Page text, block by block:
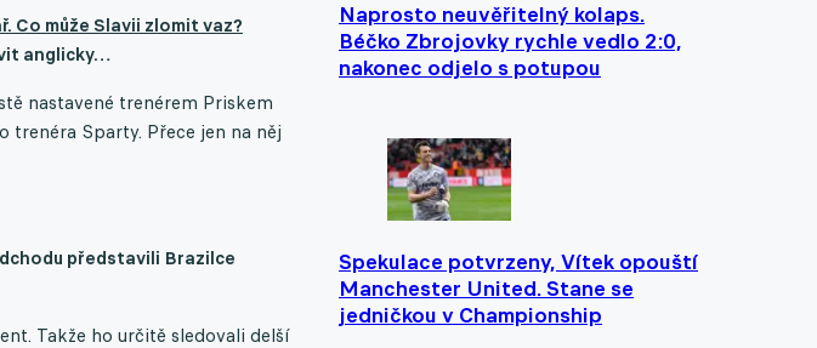
Naprosto neuvěřitelný kolaps.
Béčko Zbrojovky rychle vedlo 2:0,
nakonec odjelo s potupou
Spekulace potvrzeny, Vítek opouští
Manchester United. Stane se
jedničkou v Championship
Co může Slavii zlomit vaz?
anglicky…
nastavené trenérem Priskem
trenéra Sparty. Přece jen na něj
představili Brazilce
Takže ho určitě sledovali delší